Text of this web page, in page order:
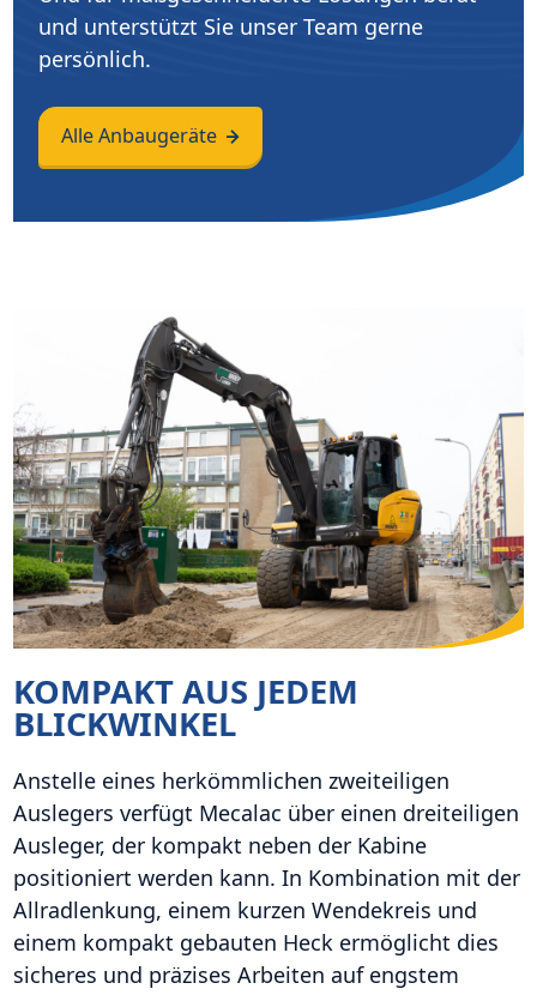
und unterstützt Sie unser Team gerne
persönlich.
Alle Anbaugeräte
KOMPAKT AUS JEDEM
BLICKWINKEL
Anstelle eines herkömmlichen zweiteiligen
Auslegers verfügt Mecalac über einen dreiteiligen
Ausleger, der kompakt neben der Kabine
positioniert werden kann. In Kombination mit der
Allradlenkung, einem kurzen Wendekreis und
einem kompakt gebauten Heck ermöglicht dies
sicheres und präzises Arbeiten auf engstem